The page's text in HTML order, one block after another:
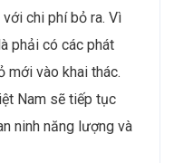
chi phí bỏ ra. Vì
phải có các phát
mới vào khai thác.
Nam sẽ tiếp tục
ninh năng lượng và